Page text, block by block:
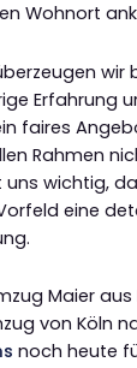
Wohnort
wir
Erfahrung
faires
Rahmen
uns wichtig,
eine
Maier
von Köln
noch heute